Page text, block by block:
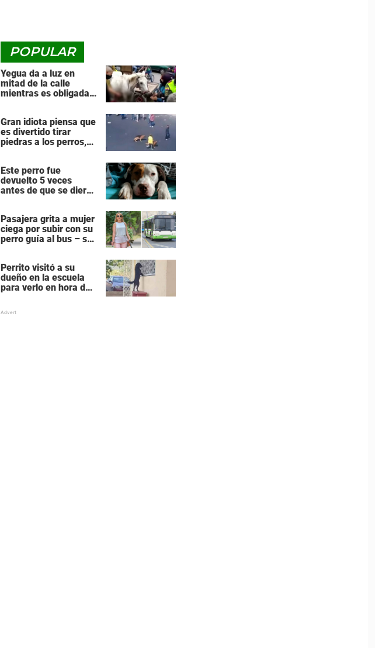
POPULAR
Yegua da a luz en
mitad de la calle
mientras es obligada a
Gran idiota piensa que
es divertido tirar
piedras a los perros,
fuerza
Este perro fue
devuelto 5 veces
antes de que se dieran
Pasajera grita a mujer
ciega por subir con su
perro guía al bus – se
Perrito visitó a su
dueño en la escuela
para verlo en hora de